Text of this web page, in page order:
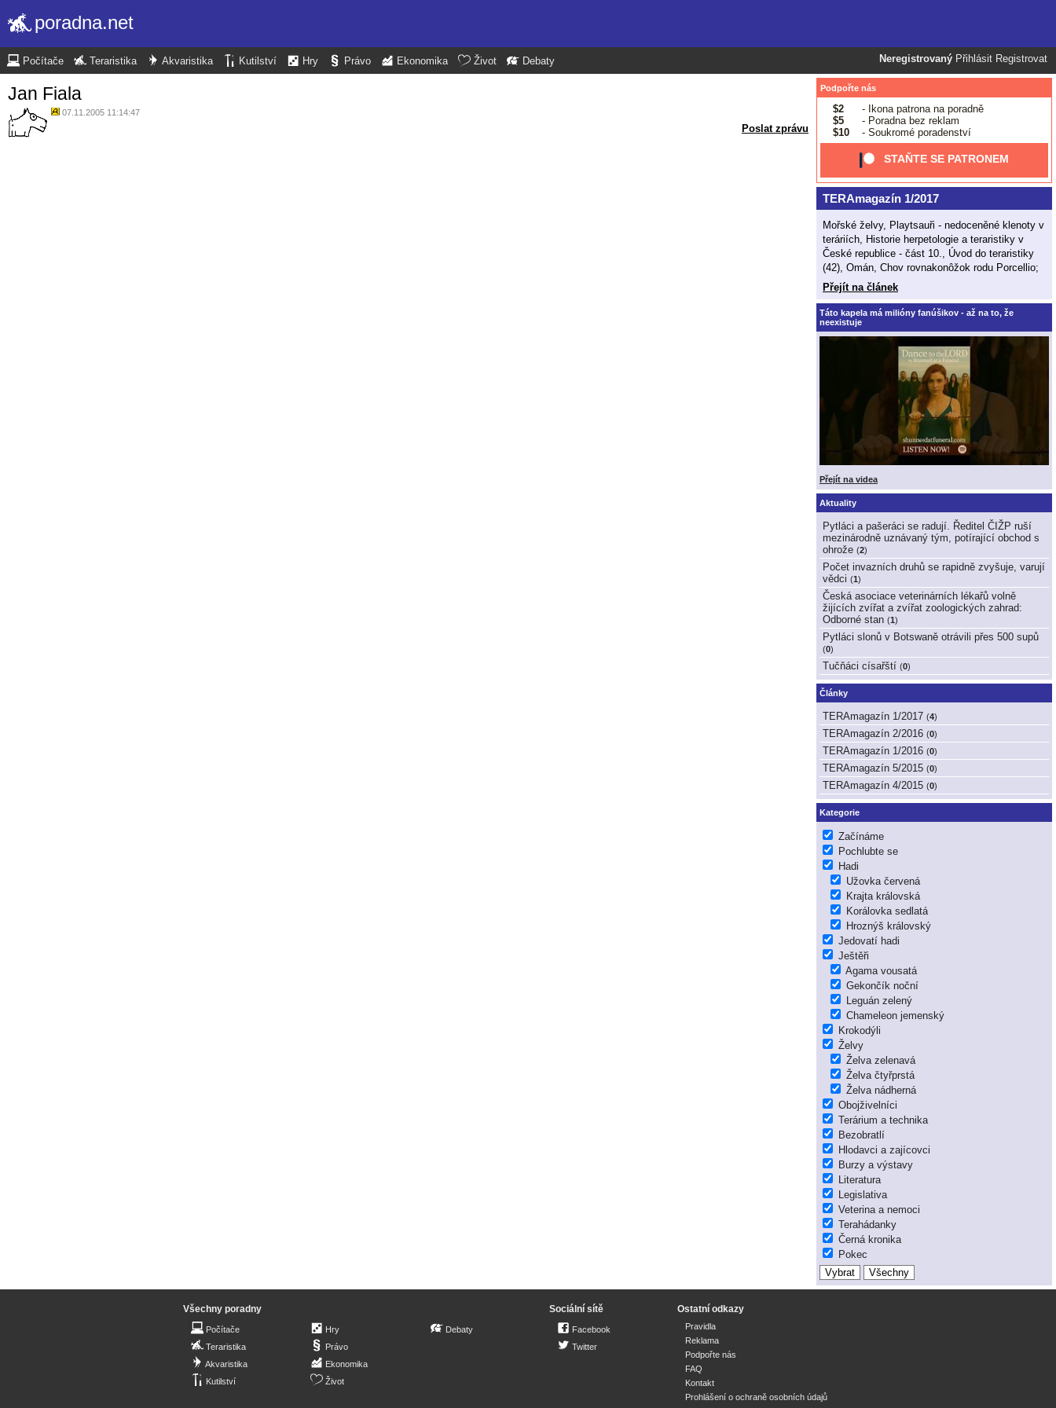
poradna.net
Neregistrovaný Přihlásit Registrovat
Počítače Teraristika Akvaristika Kutilství Hry Právo Ekonomika Život Debaty
Jan Fiala
07.11.2005 11:14:47
Poslat zprávu
Podpořte nás
$2
- Ikona patrona na poradně
$5
- Poradna bez reklam
$10
- Soukromé poradenství
STAŇTE SE PATRONEM
TERAmagazín 1/2017
Mořské želvy, Playtsauři - nedoceněné klenoty v
teráriích, Historie herpetologie a teraristiky v
České republice - část 10., Úvod do teraristiky
(42), Omán, Chov rovnakonôžok rodu Porcellio;
Přejít na článek
Táto kapela má milióny fanúšikov - až na to, že
neexistuje
Přejít na videa
Aktuality
Pytláci a pašeráci se radují. Ředitel ČIŽP ruší
mezinárodně uznávaný tým, potírající obchod s
ohrože (2)
Počet invazních druhů se rapidně zvyšuje, varují
vědci (1)
Česká asociace veterinárních lékařů volně
žijících zvířat a zvířat zoologických zahrad:
Odborné stan (1)
Pytláci slonů v Botswaně otrávili přes 500 supů
(0)
Tučňáci císařští (0)
Články
TERAmagazín 1/2017 (4)
TERAmagazín 2/2016 (0)
TERAmagazín 1/2016 (0)
TERAmagazín 5/2015 (0)
TERAmagazín 4/2015 (0)
Kategorie
Začínáme
Pochlubte se
Hadi
Užovka červená
Krajta královská
Korálovka sedlatá
Hroznýš královský
Jedovatí hadi
Ještěři
Agama vousatá
Gekončík noční
Leguán zelený
Chameleon jemenský
Krokodýli
Želvy
Želva zelenavá
Želva čtyřprstá
Želva nádherná
Obojživelníci
Terárium a technika
Bezobratlí
Hlodavci a zajícovci
Burzy a výstavy
Literatura
Legislativa
Veterina a nemoci
Terahádanky
Černá kronika
Pokec
Všechny poradny
Počítače
Teraristika
Akvaristika
Kutilství
Hry
Právo
Ekonomika
Život
Debaty
Sociální sítě
Facebook
Twitter
Ostatní odkazy
Pravidla
Reklama
Podpořte nás
FAQ
Kontakt
Prohlášení o ochraně osobních údajů